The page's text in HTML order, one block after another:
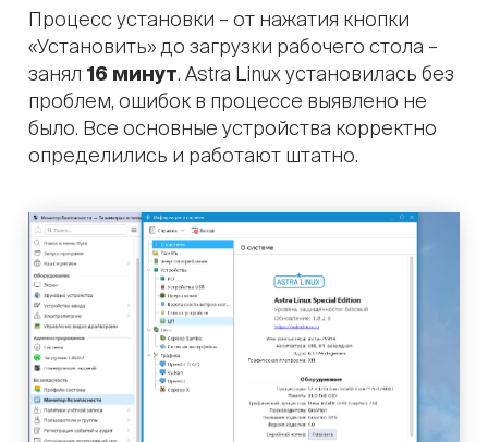
Процесс установки – от нажатия кнопки
«Установить» до загрузки рабочего стола –
занял 16 минут. Astra Linux установилась без
проблем, ошибок в процессе выявлено не
было. Все основные устройства корректно
определились и работают штатно.